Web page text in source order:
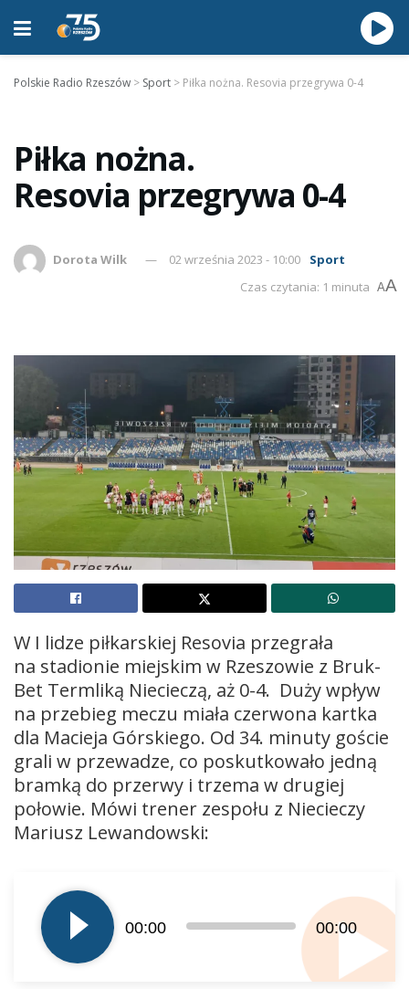
Polskie Radio Rzeszów > Sport > Piłka nożna. Resovia przegrywa 0-4
Piłka nożna.
Resovia przegrywa 0-4
Dorota Wilk 02 września 2023 - 10:00
Sport
Czas czytania: 1 minuta AA
W I lidze piłkarskiej Resovia przegrała
na stadionie miejskim w Rzeszowie z Bruk-
Bet Termliką Niecieczą, aż 0-4. Duży wpływ
na przebieg meczu miała czerwona kartka
dla Macieja Górskiego. Od 34. minuty goście
grali w przewadze, co poskutkowało jedną
bramką do przerwy i trzema w drugiej
połowie. Mówi trener zespołu z Niecieczy
Mariusz Lewandowski:
plików
dźwiękowych
00:00 00:00